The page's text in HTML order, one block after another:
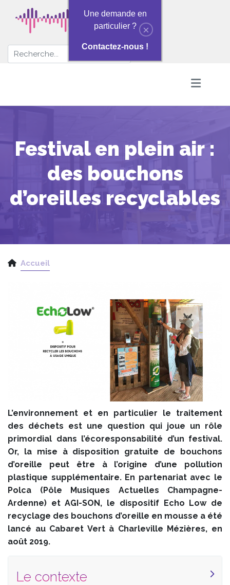
Festival en plein air :
des bouchons
d’oreilles recyclables
Accueil
L’environnement et en particulier le traitement
des déchets est une question qui joue un rôle
primordial dans l’écoresponsabilité d’un festival.
Or, la mise à disposition gratuite de bouchons
d’oreille peut être à l’origine d’une pollution
plastique supplémentaire. En partenariat avec le
Polca (Pôle Musiques Actuelles Champagne-
Ardenne) et AGI-SON, le dispositif Echo Low de
recyclage des bouchons d’oreille en mousse a été
lancé au Cabaret Vert à Charleville Mézières, en
août 2019.
Le contexte
×
Une demande en
particulier ?
Contactez-nous !